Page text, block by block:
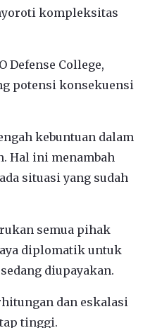
kompleksitas
Defense College,
potensi konsekuensi
kebuntuan dalam
Hal ini menambah
situasi yang sudah
semua pihak
diplomatik untuk
diupayakan.
dan eskalasi
tinggi.